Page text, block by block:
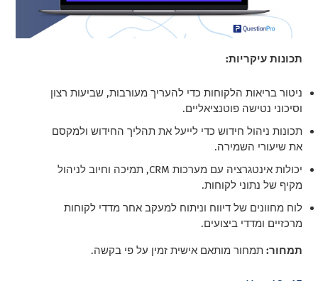
תכונות עיקריות:
ניטור בריאות הלקוחות כדי להעריך מעורבות, שביעות רצון
וסיכוני נטישה פוטנציאליים.
תכונות ניהול חידוש כדי לייעל את תהליך החידוש ולמקסם
את שיעורי השמירה.
יכולות אינטגרציה עם מערכות CRM, תמיכה וחיוב לניהול
מקיף של נתוני לקוחות.
לוח מחוונים של דיווח וניתוח למעקב אחר מדדי לקוחות
מרכזיים ומדדי ביצועים.
תמחור: תמחור מותאם אישית זמין על פי בקשה.